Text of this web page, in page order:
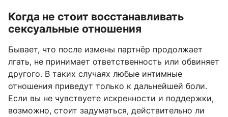
Когда не стоит восстанавливать
сексуальные отношения
Бывает, что после измены партнёр продолжает
лгать, не принимает ответственность или обвиняет
другого. В таких случаях любые интимные
отношения приведут только к дальнейшей боли.
Если вы не чувствуете искренности и поддержки,
возможно, стоит задуматься, действительно ли